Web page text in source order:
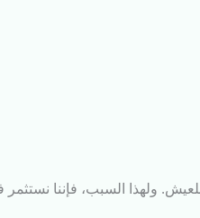
ولهذا السبب، فإننا نستثمر